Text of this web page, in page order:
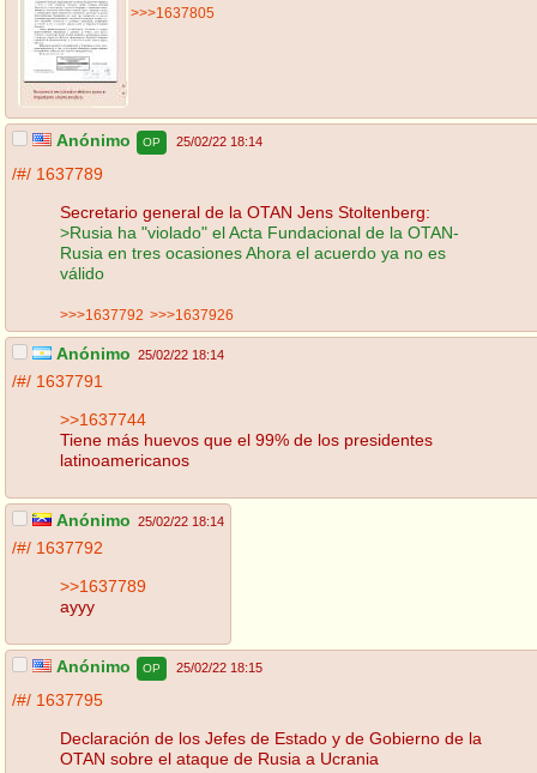
>>>1637805
Anónimo OP 25/02/22 18:14
/#/ 1637789
Secretario general de la OTAN Jens Stoltenberg:
>Rusia ha "violado" el Acta Fundacional de la OTAN-
Rusia en tres ocasiones Ahora el acuerdo ya no es
válido
>>>1637792 >>>1637926
Anónimo 25/02/22 18:14
/#/ 1637791
>>1637744
Tiene más huevos que el 99% de los presidentes
latinoamericanos
Anónimo 25/02/22 18:14
/#/ 1637792
>>1637789
ayyy
Anónimo OP 25/02/22 18:15
/#/ 1637795
Declaración de los Jefes de Estado y de Gobierno de la
OTAN sobre el ataque de Rusia a Ucrania